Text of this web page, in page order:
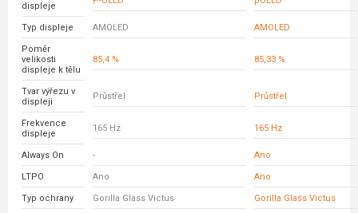
displeje
Typ displeje AMOLED AMOLED
Poměr
velikosti
displeje k tělu
85,4 % 85,33 %
Tvar výřezu v
displeji
Průstřel Průstřel
Frekvence
displeje
165 Hz 165 Hz
Always On - Ano
LTPO Ano Ano
Typ ochrany Gorilla Glass Victus Gorilla Glass Victus